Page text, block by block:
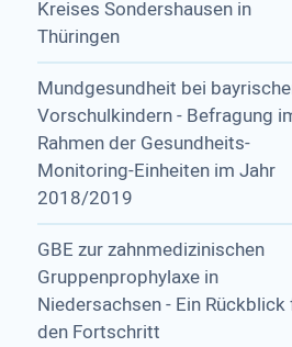
Kreises Sondershausen in
Thüringen
Mundgesundheit bei
Vorschulkindern - Befragung
Rahmen der Gesundheits-
Monitoring-Einheiten im Jahr
2018/2019
GBE zur zahnmedizinischen
Gruppenprophylaxe in
Niedersachsen - Ein Rückblick
den Fortschritt